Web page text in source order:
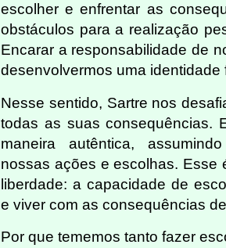
escolher e enfrentar as
obstáculos para a realização
Encarar a responsabilidade de
desenvolvermos uma identidade
Nesse sentido, Sartre nos
todas as suas consequências.
maneira autêntica,
nossas ações e escolhas. Esse
liberdade: a capacidade de
e viver com as consequências
Por que tememos tanto fazer